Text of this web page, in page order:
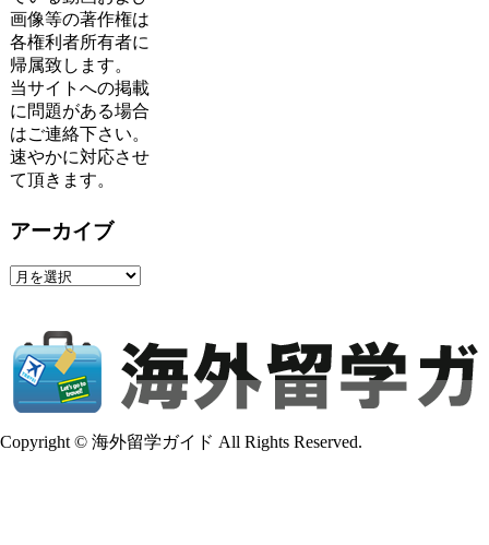
画像等の著作権は
各権利者所有者に
帰属致します。
当サイトへの掲載
に問題がある場合
はご連絡下さい。
速やかに対応させ
て頂きます。
アーカイブ
ア
イ
ブ
Copyright © 海外留学ガイド All Rights Reserved.